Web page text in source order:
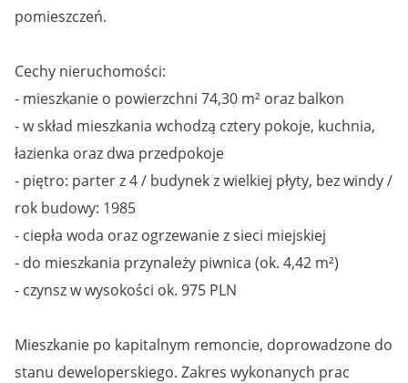
pomieszczeń.
Cechy nieruchomości:
- mieszkanie o powierzchni 74,30 m² oraz balkon
- w skład mieszkania wchodzą cztery pokoje, kuchnia,
łazienka oraz dwa przedpokoje
- piętro: parter z 4 / budynek z wielkiej płyty, bez windy /
rok budowy: 1985
- ciepła woda oraz ogrzewanie z sieci miejskiej
- do mieszkania przynależy piwnica (ok. 4,42 m²)
- czynsz w wysokości ok. 975 PLN
Mieszkanie po kapitalnym remoncie, doprowadzone do
stanu deweloperskiego. Zakres wykonanych prac